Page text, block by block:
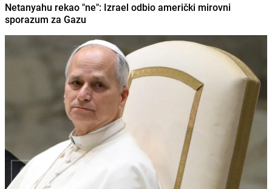
Netanyahu rekao "ne": Izrael odbio američki mirovni
sporazum za Gazu